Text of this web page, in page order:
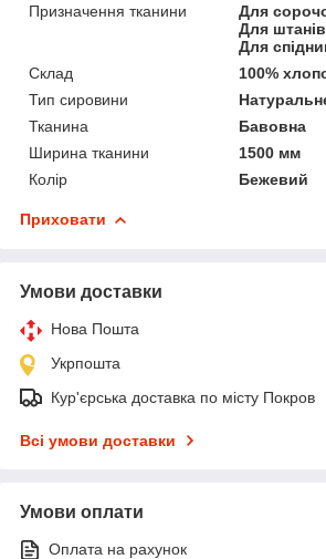
Призначення тканини
Для
Для
Для
Склад
100%
Тип сировини
Тканина
Бавовна
Ширина тканини
1500 мм
Колір
Бежевий
Приховати
Умови доставки
Нова Пошта
Укрпошта
Кур'єрська доставка по місту Покров
Всі умови доставки
Умови оплати
Оплата на рахунок